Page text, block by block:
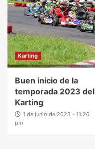
Karting
Buen inicio de la
temporada 2023 del
Karting
1 de junio de 2023 - 11:26
pm